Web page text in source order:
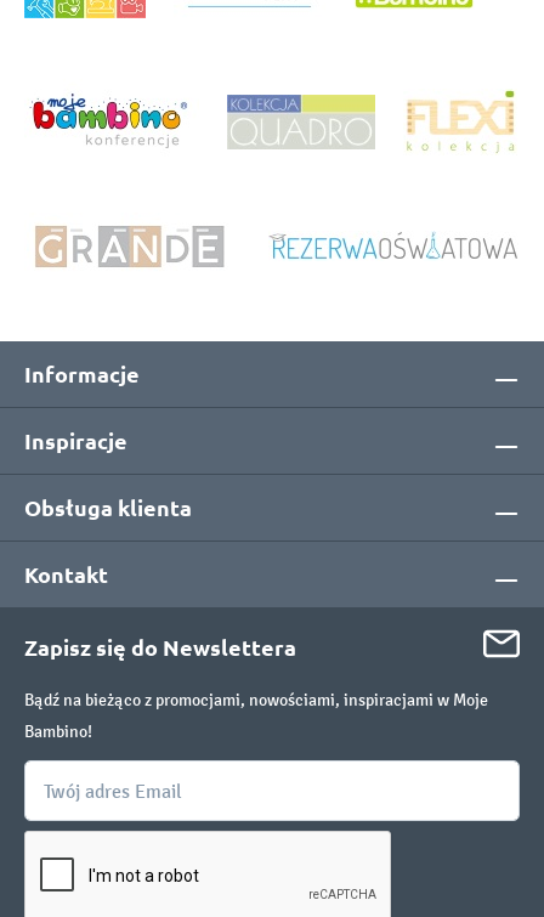
Informacje
Inspiracje
Obsługa klienta
Kontakt
Zapisz się do Newslettera
Bądź na bieżąco z promocjami, nowościami, inspiracjami w Moje
Bambino!